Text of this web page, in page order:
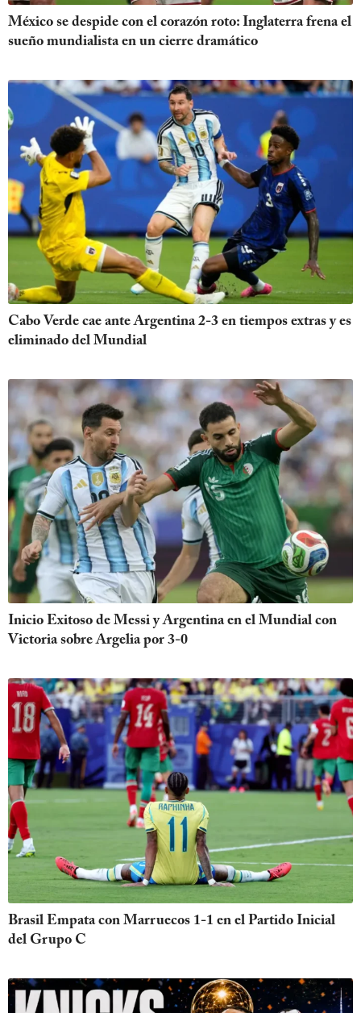
México se despide con el corazón roto: Inglaterra frena el
sueño mundialista en un cierre dramático
Cabo Verde cae ante Argentina 2-3 en tiempos extras y es
eliminado del Mundial
Inicio Exitoso de Messi y Argentina en el Mundial con
Victoria sobre Argelia por 3-0
Brasil Empata con Marruecos 1-1 en el Partido Inicial
del Grupo C